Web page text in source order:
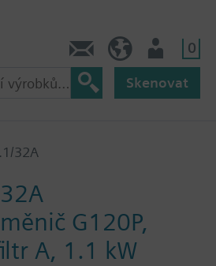
0
Skenovat
32A
G120P,
A, 1.1 kW